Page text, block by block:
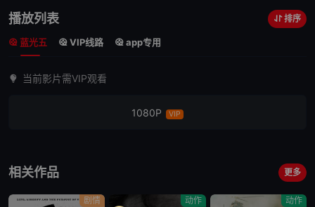
下的半神，他亲眼目睹哈迪斯所施下的恐怖
，并得知哈迪斯将释
放北海怪兽克拉肯惩戒世人，除非亚克里斯将美丽的公主安德鲁美达
神爱娥（Gemma Arterton 饰）的点拨下，珀修斯知晓了自己的身世
Clash of the Titans根据希腊神话传说改编，也是20世纪80年代
播放列表 排序
蓝光五 VIP线路 app专用
当前影片需VIP观看
1080P VIP
相关作品 更多
剧情 动作 动作